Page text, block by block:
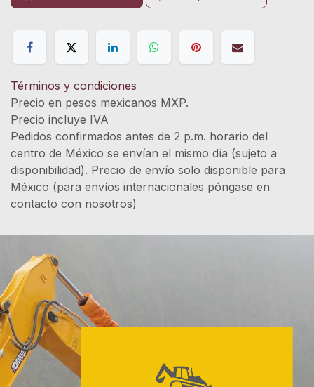
Términos y condiciones
Precio en pesos mexicanos MXP.
Precio incluye IVA
Pedidos confirmados antes de 2 p.m. horario del
centro de México se envían el mismo día (sujeto a
disponibilidad). Precio de envío solo disponible para
México (para envíos internacionales póngase en
contacto con nosotros)